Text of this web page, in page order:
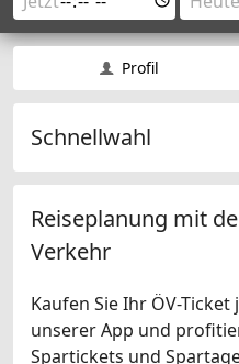
Profil
Schnellwahl
Reiseplanung mit
Verkehr
Kaufen Sie Ihr ÖV-
unserer App und
Spartickets und